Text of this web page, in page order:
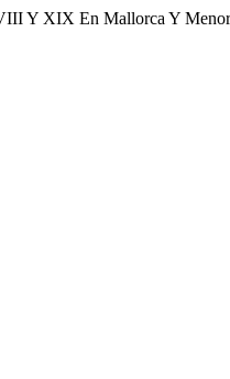
Y XIX En Mallorca Y